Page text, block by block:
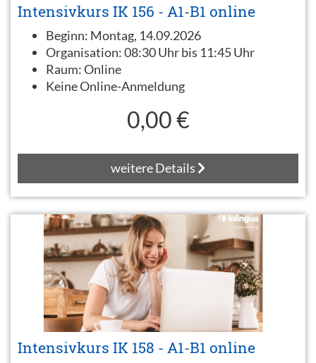
Intensivkurs IK 156 - A1-B1 online
Beginn: Montag, 14.09.2026
Organisation:08:30 Uhr bis 11:45 Uhr
Raum:Online
Keine Online-Anmeldung
0,00 €
weitere Details
Intensivkurs IK 158 - A1-B1 online